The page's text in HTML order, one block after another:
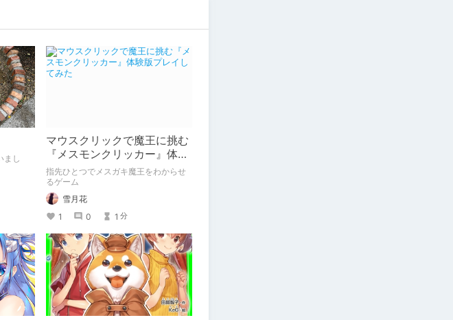
マウスクリックで魔王に挑む
『メスモンクリッカー』体験
版プレイしてみた
指先ひとつでメスガキ魔王をわからせ
るゲーム
雪月花
1
0 1 分